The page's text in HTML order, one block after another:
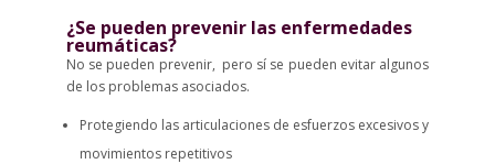
¿Se pueden prevenir las enfermedades
reumáticas?
No se pueden prevenir, pero sí se pueden evitar algunos
de los problemas asociados.
Protegiendo las articulaciones de esfuerzos excesivos y
movimientos repetitivos